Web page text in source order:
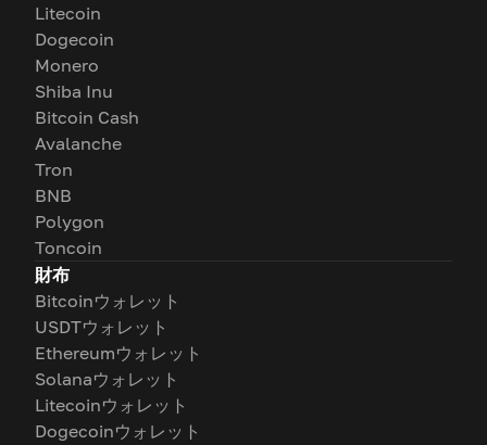
Litecoin
Dogecoin
Monero
Shiba Inu
Bitcoin Cash
Avalanche
Tron
BNB
Polygon
Toncoin
財布
Bitcoinウォレット
USDTウォレット
Ethereumウォレット
Solanaウォレット
Litecoinウォレット
Dogecoinウォレット